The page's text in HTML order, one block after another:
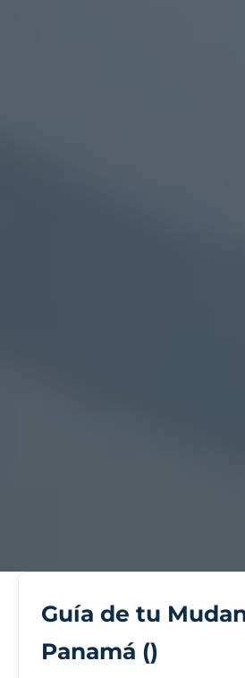
Guía de tu
Panamá ()